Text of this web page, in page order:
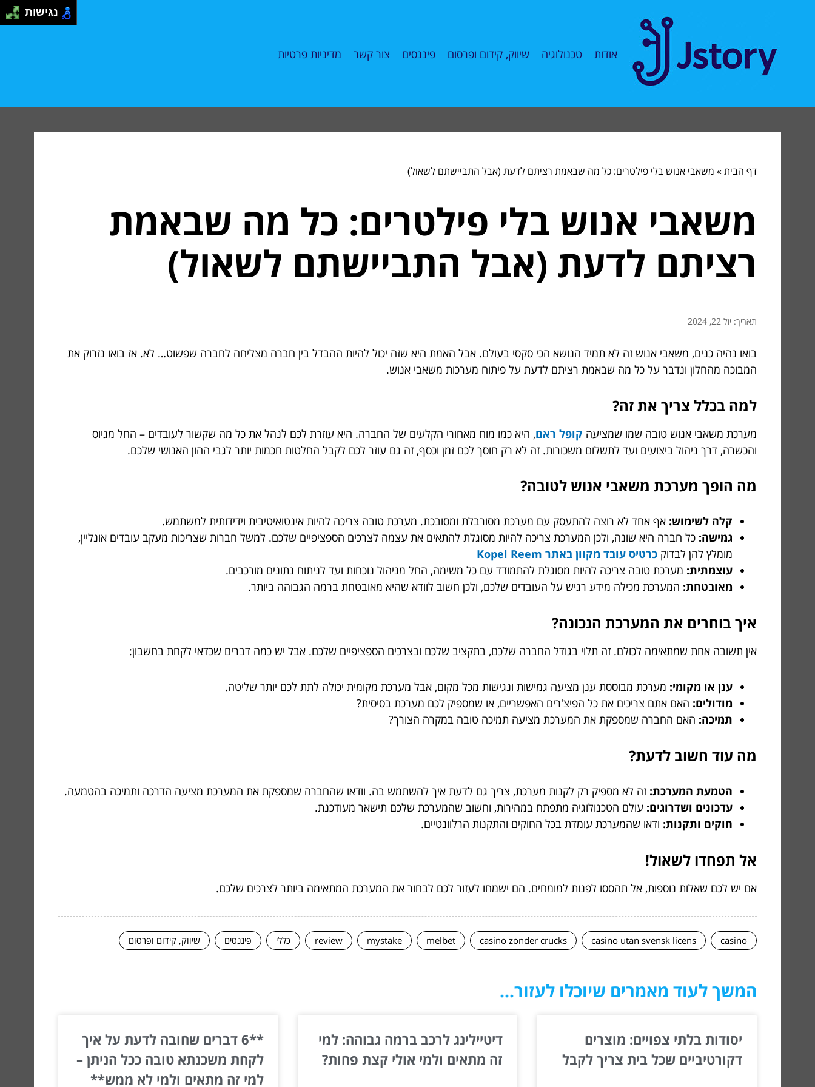
אודות טכנולוגיה שיווק, קידום ופרסום פיננסים צור קשר מדיניות פרטיות
דף הבית» משאבי אנוש בלי פילטרים: כל מה שבאמת רציתם לדעת (אבל התביישתם לשאול)
משאבי אנוש בלי פילטרים: כל מה שבאמת
רציתם לדעת (אבל התביישתם לשאול)
תאריך: יול 22, 2024
בואו נהיה כנים, משאבי אנוש זה לא תמיד הנושא הכי סקסי בעולם. אבל האמת היא שזה יכול להיות ההבדל בין חברה מצליחה לחברה שפשוט… לא. אז בואו נזרוק את
המבוכה מהחלון ונדבר על כל מה שבאמת רציתם לדעת על פיתוח מערכות משאבי אנוש.
למה בכלל צריך את זה?
מערכת משאבי אנוש טובה שמו שמציעה קופל ראם, היא כמו מוח מאחורי הקלעים של החברה. היא עוזרת לכם לנהל את כל מה שקשור לעובדים – החל מגיוס
והכשרה, דרך ניהול ביצועים ועד לתשלום משכורות. זה לא רק חוסך לכם זמן וכסף, זה גם עוזר לכם לקבל החלטות חכמות יותר לגבי ההון האנושי שלכם.
מה הופך מערכת משאבי אנוש לטובה?
קלה לשימוש: אף אחד לא רוצה להתעסק עם מערכת מסורבלת ומסובכת. מערכת טובה צריכה להיות אינטואיטיבית וידידותית למשתמש.
גמישה: כל חברה היא שונה, ולכן המערכת צריכה להיות מסוגלת להתאים את עצמה לצרכים הספציפיים שלכם. למשל חברות שצריכות מעקב עובדים אונליין,
מומלץ להן לבדוק כרטיס עובד מקוון באתר Kopel Reem
עוצמתית: מערכת טובה צריכה להיות מסוגלת להתמודד עם כל משימה, החל מניהול נוכחות ועד לניתוח נתונים מורכבים.
מאובטחת: המערכת מכילה מידע רגיש על העובדים שלכם, ולכן חשוב לוודא שהיא מאובטחת ברמה הגבוהה ביותר.
איך בוחרים את המערכת הנכונה?
אין תשובה אחת שמתאימה לכולם. זה תלוי בגודל החברה שלכם, בתקציב שלכם ובצרכים הספציפיים שלכם. אבל יש כמה דברים שכדאי לקחת בחשבון:
ענן או מקומי: מערכת מבוססת ענן מציעה גמישות ונגישות מכל מקום, אבל מערכת מקומית יכולה לתת לכם יותר שליטה.
מודולים: האם אתם צריכים את כל הפיצ'רים האפשריים, או שמספיק לכם מערכת בסיסית?
תמיכה: האם החברה שמספקת את המערכת מציעה תמיכה טובה במקרה הצורך?
מה עוד חשוב לדעת?
הטמעת המערכת: זה לא מספיק רק לקנות מערכת, צריך גם לדעת איך להשתמש בה. וודאו שהחברה שמספקת את המערכת מציעה הדרכה ותמיכה בהטמעה.
עדכונים ושדרוגים: עולם הטכנולוגיה מתפתח במהירות, וחשוב שהמערכת שלכם תישאר מעודכנת.
חוקים ותקנות: ודאו שהמערכת עומדת בכל החוקים והתקנות הרלוונטיים.
אל תפחדו לשאול!
אם יש לכם שאלות נוספות, אל תהססו לפנות למומחים. הם ישמחו לעזור לכם לבחור את המערכת המתאימה ביותר לצרכים שלכם.
casino
casino utan svensk licens
casino zonder crucks
melbet
mystake
review כללי פיננסים שיווק, קידום ופרסום
המשך לעוד מאמרים שיוכלו לעזור...
יסודות בלתי צפויים: מוצרים
דקורטיביים שכל בית צריך לקבל
דיטיילינג לרכב ברמה גבוהה: למי
זה מתאים ולמי אולי קצת פחות?
**6 דברים שחובה לדעת על איך
לקחת משכנתא טובה ככל הניתן –
למי זה מתאים ולמי לא ממש**
נגישות